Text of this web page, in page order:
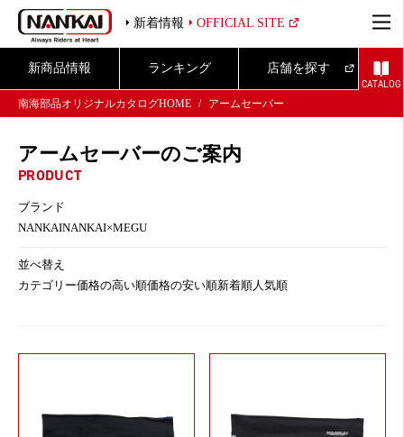
新着情報 OFFICIAL SITE
新商品情報 ランキング 店舗を探す
CATALOG
南海部品オリジナルカタログHOME
アームセーバー
アームセーバーのご案内
PRODUCT
ブランド
NANKAINANKAI×MEGU
並べ替え
カテゴリー価格の高い順価格の安い順新着順人気順